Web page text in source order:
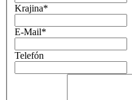
Krajina*
E-Mail*
Telefón